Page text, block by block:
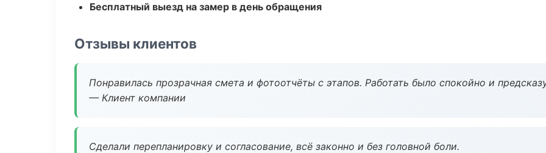
Бесплатный выезд на замер в день обращения
Отзывы клиентов
Понравилась прозрачная смета и фотоотчёты с этапов. Работать было спокойно и
— Клиент компании
Сделали перепланировку и согласование, всё законно и без головной боли.